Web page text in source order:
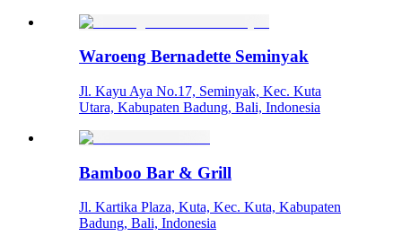
Waroeng Bernadette Seminyak
Jl. Kayu Aya No.17, Seminyak, Kec. Kuta
Utara, Kabupaten Badung, Bali, Indonesia
Bamboo Bar & Grill
Jl. Kartika Plaza, Kuta, Kec. Kuta, Kabupaten
Badung, Bali, Indonesia